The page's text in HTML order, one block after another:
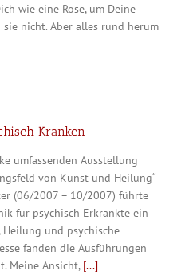
wie eine Rose, um Deine
nicht. Aber alles rund herum
Kranken
umfassenden Ausstellung
von Kunst und Heilung“
(06/2007 – 10/2007) führte
für psychisch Erkrankte ein
Heilung und psychische
fanden die Ausführungen
Meine Ansicht, [...]